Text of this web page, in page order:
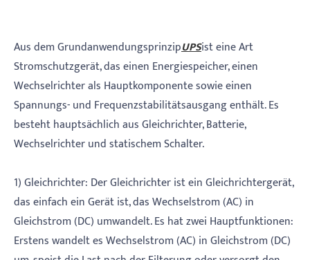
Aus dem GrundanwendungsprinzipUPSist eine Art
Stromschutzgerät, das einen Energiespeicher, einen
Wechselrichter als Hauptkomponente sowie einen
Spannungs- und Frequenzstabilitätsausgang enthält. Es
besteht hauptsächlich aus Gleichrichter, Batterie,
Wechselrichter und statischem Schalter.
1) Gleichrichter: Der Gleichrichter ist ein Gleichrichtergerät,
das einfach ein Gerät ist, das Wechselstrom (AC) in
Gleichstrom (DC) umwandelt. Es hat zwei Hauptfunktionen:
Erstens wandelt es Wechselstrom (AC) in Gleichstrom (DC)